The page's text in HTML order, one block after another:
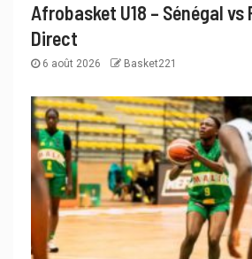
Afrobasket U18 – Sénégal vs
Direct
6 août 2026 Basket221